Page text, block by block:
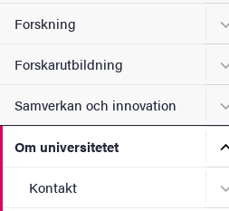
Forskning
Forskarutbildning
Samverkan och innovation
Om universitetet
Kontakt